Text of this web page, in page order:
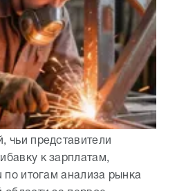
чьи представители
к зарплатам,
по итогам анализа рынка